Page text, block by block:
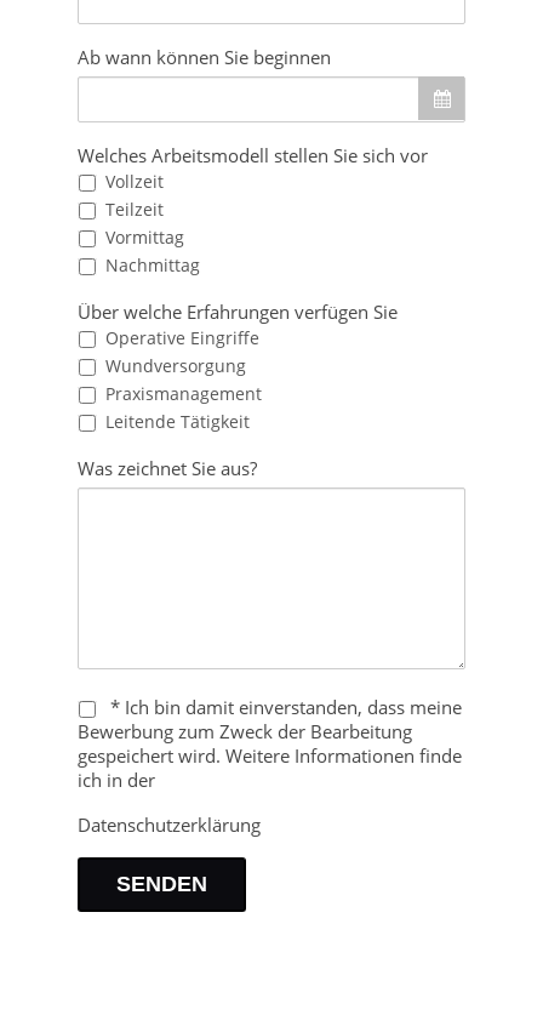
Ab wann können Sie beginnen
Welches Arbeitsmodell stellen Sie sich vor
Vollzeit
Teilzeit
Vormittag
Nachmittag
Über welche Erfahrungen verfügen Sie
Operative Eingriffe
Wundversorgung
Praxismanagement
Leitende Tätigkeit
Was zeichnet Sie aus?
* Ich bin damit einverstanden, dass meine
Bewerbung zum Zweck der Bearbeitung
gespeichert wird. Weitere Informationen finde
ich in der
Datenschutzerklärung